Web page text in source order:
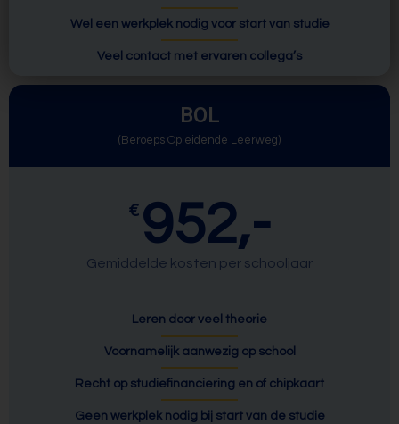
Wel een werkplek nodig voor start van studie
Veel contact met ervaren collega’s
BOL
(Beroeps Opleidende Leerweg)
€ 952,-
Gemiddelde kosten per schooljaar
Leren door veel theorie
Voornamelijk aanwezig op school
Recht op studiefinanciering en of chipkaart
Geen werkplek nodig bij start van de studie